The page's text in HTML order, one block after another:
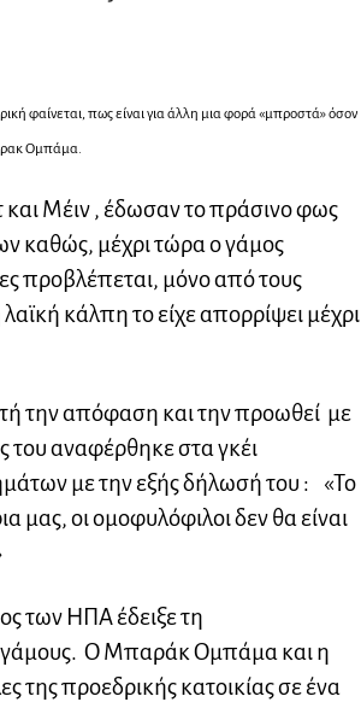
φαίνεται, πως είναι για άλλη μια φορά «μπροστά» όσον
Ομπάμα.
Μέιν , έδωσαν το πράσινο φως
καθώς, μέχρι τώρα ο γάμος
προβλέπεται, μόνο από τους
κάλπη το είχε απορρίψει μέχρι
την απόφαση και την προωθεί με
του αναφέρθηκε στα γκέι
με την εξής δήλωσή του : «Το
μας, οι ομοφυλόφιλοι δεν θα είναι
των ΗΠΑ έδειξε τη
γάμους. Ο Μπαράκ Ομπάμα και η
της προεδρικής κατοικίας σε ένα